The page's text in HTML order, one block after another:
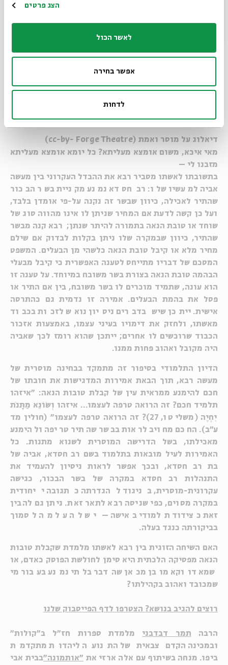
הצג פרטים
לאשר הכול
אפשר בחירה
לדחות
דיאלוג על מוסר ואמת (cc-by- Forge Theatre)
מאי איכא, משום אומצא מעליתא? כל יומא אומצא מעליתא
מזבנו לי –
בתשובתו לאשתו מסביר רבא את ההבדל העקרוני בין מעשה
אביה למעשיו שלו: רב חסדא נמנע מקניית בשר הבכור
שהתיר לאכילה, כיוון שבשר זה נקנה על-פי אומדן בלבד,
ועל כן קשה לדעת אם המחיר שניתן לו אינו מהווה סוג של
שוחד או טובת הנאה בתמורה להיתר שנתן; רבא קנה מבשר
שהתיר, כיוון שבמקרה שלו ניתן בקלות לבדוק אם שילם
מחיר מלא או קיבל טובת הנאה כלשהי מן הבעלים. המשפט
המסכם של דבריו מתייחס לטענה האפשרית כי קיבל מבעלי
הבהמה טובת הנאה בצורת בשר משובח במיוחד. על טענה זו
הוא עונה, שתמיד מוכרים לו בשר משובח, בין אם התיר או
פסל את בהמת הבעלים. אמירה זו נדמית גם כהתרסה
אישית. ייתכן שיש בדברים ניסיון נואש לזכות בכבוד
מאשתו, ולחזק את דימויו בעיני עצמו, באמצעות אזכור
הכבוד שרוכשים לו אחרים; ייתכן שהוא רומז לכך שאביה
היה מקובל ואהוב פחות ממנו.
הדיון התלמודי בסיפור זה מתמקד בבחינה מוסרית של
מעשה רבא, תוך הבאת אמירות המדגישות את חובתו של
חכם להימנע ממראית עין של קבלת טובות הנאה: "איזהו
תלמיד חכם? זה הרואה טרפה לעצמו... איזהו וְשׂוֹנֵא מַתָּנֹת
יִחְיֶה (משלי טו, 27)? זה הרואה טרפה לעצמו" (חולין מד
ע"ב). החכם מחויב לראות בבשר שהתיר טריפה ולהימנע
מאכילתו, בשל הדרישה המוסרית לשנוא מתנות. כל
האמירות לעיל מובאות בתלמוד בשם רב חסדא, אביה של
בת רב חסדא, ובכך אפשר לראות ניסיון להעמיד את
התנהלות רב חסדא במקרה של בשר הבכור, כגישה
עקרונית-מוסרית, בניגוד להגדרתה כתגובה ייחודית
במקרה מסוים, כפי שניסה רבא לתאר זאת. ניתן גם להבין
זאת כצידוד תלמודי באישה – יש לה על מה לסמוך
בביקורתה כנגד בעלה.
האם השיחה הזוגית בין רבא לאשתו מלמדת שקבלת טובות
הנאה מפסיקה הלכתית היא סימן לחולשת הפוסק כאדם, או
שמא דווקא מובן מכאן שהדבר בלתי נמנע בעבור מי
שמכובד ואהוב בקהילתו?
רוצים להגיב בנושא? הצטרפו לדף הפייסבוק שלנו
הרבה תמר דבדבני מלמדת ספרות חז"ל ב"קולות"
ובמכינה הקדם צבאית של התנועה ליהדות מתקדמת
ביפו. מנחה בשיתוף עם אלה ארזי את "אותמונה"בבית אבי